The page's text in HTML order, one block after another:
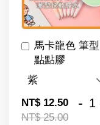
馬卡龍色 筆型
點點膠
NT$ 12.50
NT$ 25.00
-